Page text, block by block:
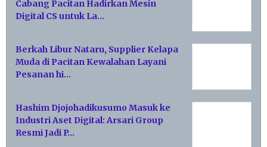
Cabang Pacitan Hadirkan Mesin
Digital CS untuk La…
Berkah Libur Nataru, Supplier Kelapa
Muda di Pacitan Kewalahan Layani
Pesanan hi…
Hashim Djojohadikusumo Masuk ke
Industri Aset Digital: Arsari Group
Resmi Jadi P…